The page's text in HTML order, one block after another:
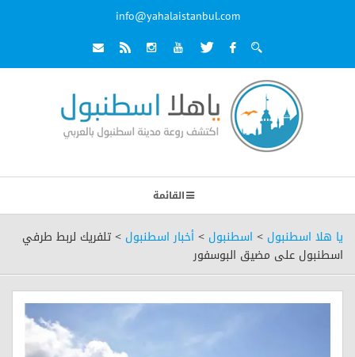
info@yahalaistanbul.com
القائمة
يا هلا اسطنبول > اسطنبول >أخبار اسطنبول >تلفريك لربط طرفي
اسطنبول على مضيق البوسفور